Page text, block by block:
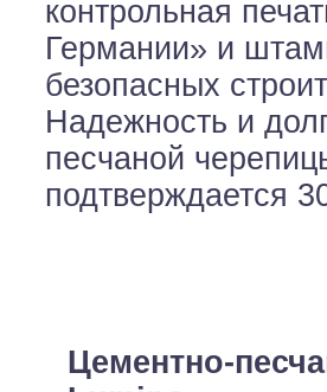
контрольная
Германии» и
безопасных
Надежность и
песчаной
подтверждается
Цементно-